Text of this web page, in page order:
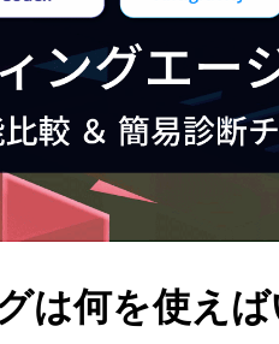
は何を使え